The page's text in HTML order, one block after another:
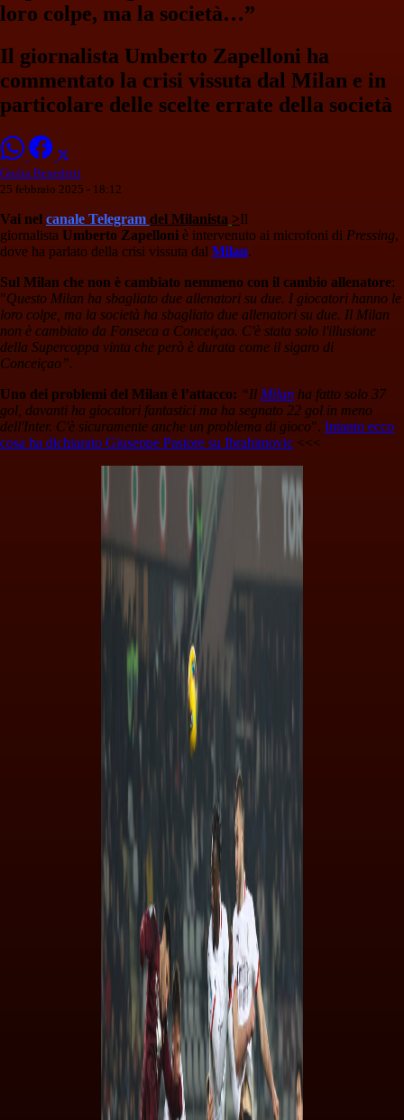
loro colpe, ma la società…”
Il giornalista Umberto Zapelloni ha
commentato la crisi vissuta dal Milan e in
particolare delle scelte errate della società
Giulia Benedetti
25 febbraio 2025 - 18:12
Vai nel canale Telegram del Milanista >Il
giornalista Umberto Zapelloni è intervenuto ai microfoni di Pressing,
dove ha parlato della crisi vissuta dal Milan.
Sul Milan che non è cambiato nemmeno con il cambio allenatore:
"Questo Milan ha sbagliato due allenatori su due. I giocatori hanno le
loro colpe, ma la società ha sbagliato due allenatori su due. Il Milan
non è cambiato da Fonseca a Conceiçao. C'è stata solo l'illusione
della Supercoppa vinta che però è durata come il sigaro di
Conceiçao”.
Uno dei problemi del Milan è l’attacco: “Il Milan ha fatto solo 37
gol, davanti ha giocatori fantastici ma ha segnato 22 gol in meno
dell'Inter. C'è sicuramente anche un problema di gioco". Intanto ecco
cosa ha dichiarato Giuseppe Pastore su Ibrahimovic <<<